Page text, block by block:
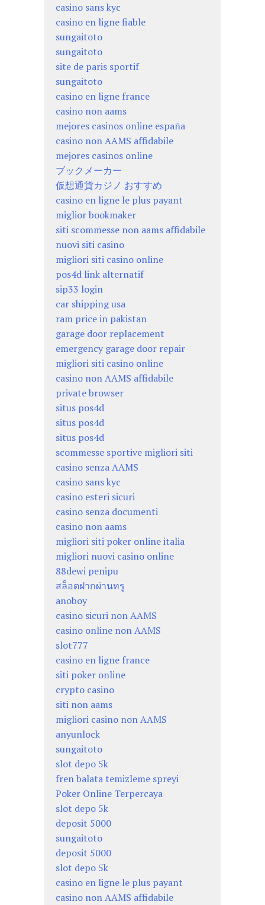
casino sans kyc
casino en ligne fiable
sungaitoto
sungaitoto
site de paris sportif
sungaitoto
casino en ligne france
casino non aams
mejores casinos online españa
casino non AAMS affidabile
mejores casinos online
ブックメーカー
仮想通貨カジノ おすすめ
casino en ligne le plus payant
miglior bookmaker
siti scommesse non aams affidabile
nuovi siti casino
migliori siti casino online
pos4d link alternatif
sip33 login
car shipping usa
ram price in pakistan
garage door replacement
emergency garage door repair
migliori siti casino online
casino non AAMS affidabile
private browser
situs pos4d
situs pos4d
situs pos4d
scommesse sportive migliori siti
casino senza AAMS
casino sans kyc
casino esteri sicuri
casino senza documenti
casino non aams
migliori siti poker online italia
migliori nuovi casino online
88dewi penipu
สล็อตฝากผ่านทรู
anoboy
casino sicuri non AAMS
casino online non AAMS
slot777
casino en ligne france
siti poker online
crypto casino
siti non aams
migliori casino non AAMS
anyunlock
sungaitoto
slot depo 5k
fren balata temizleme spreyi
Poker Online Terpercaya
slot depo 5k
deposit 5000
sungaitoto
deposit 5000
slot depo 5k
casino en ligne le plus payant
casino non AAMS affidabile